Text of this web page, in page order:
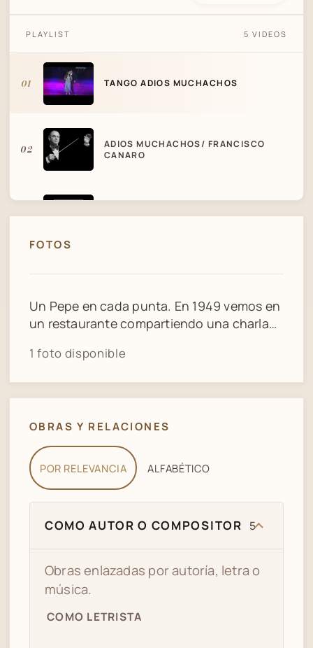
PLAYLIST 5 VIDEOS
01 TANGO ADIOS MUCHACHOS
02
ADIOS MUCHACHOS/ FRANCISCO
CANARO
03
MI CASTIGO - CANARO ROLDAN
FOTOS
Un Pepe en cada punta. En 1949 vemos en
un restaurante compartiendo una charla
otros, a José Razzano, César Vedani,
1 foto disponible
OBRAS Y RELACIONES
POR RELEVANCIA ALFABÉTICO
COMO AUTOR O COMPOSITOR 5
Obras enlazadas por autoría, letra o
música.
COMO LETRISTA